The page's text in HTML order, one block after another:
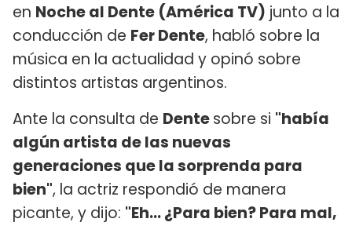
en Noche al Dente (América TV) junto a la
conducción de Fer Dente, habló sobre la
música en la actualidad y opinó sobre
distintos artistas argentinos.
Ante la consulta de Dentesobre si "había
algún artista de las nuevas
generaciones que la sorprenda para
bien", la actriz respondió de manera
picante, y dijo: "Eh... ¿Para bien? Para mal,